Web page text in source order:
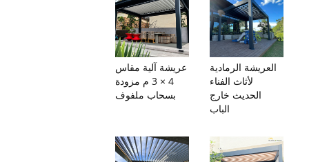
عريشة آلية مقاس
4 × 3 م مزودة
بسحاب ملفوف
العريشة الرمادية
لأثاث الفناء
الحديث خارج
الباب